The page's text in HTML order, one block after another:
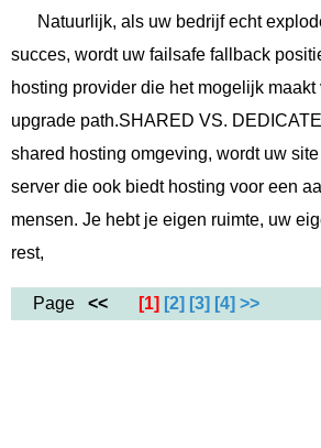
Natuurlijk, als uw bedrijf echt
succes, wordt uw failsafe fallback
hosting provider die het mogelijk
upgrade path.SHARED VS.
shared hosting omgeving, wordt uw
server die ook biedt hosting voor een
mensen. Je hebt je eigen ruimte, uw
rest,
Page << [1] [2] [3] [4] >>